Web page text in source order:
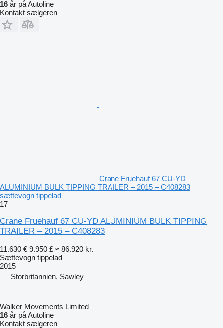
16 år på Autoline
Kontakt sælgeren
Crane Fruehauf 67 CU-YD
ALUMINIUM BULK TIPPING TRAILER – 2015 – C408283
sættevogn tippelad
17
Crane Fruehauf 67 CU-YD ALUMINIUM BULK TIPPING
TRAILER – 2015 – C408283
11.630 € 9.950 £ ≈ 86.920 kr.
Sættevogn tippelad
2015
Storbritannien, Sawley
Walker Movements Limited
16 år på Autoline
Kontakt sælgeren